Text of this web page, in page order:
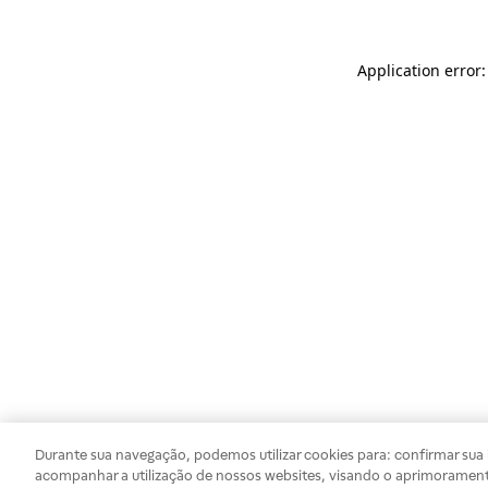
Application
Durante sua navegação, podemos utilizar cookies para: confirmar
acompanhar a utilização de nossos websites, visando o